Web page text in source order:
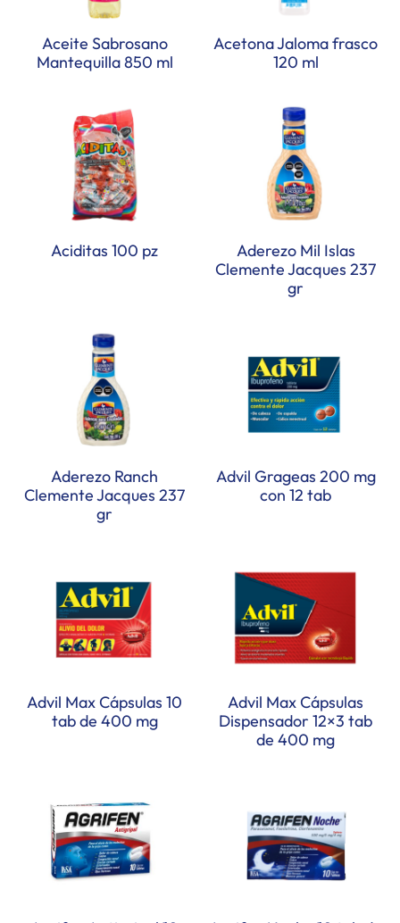
Aceite Sabrosano
Mantequilla 850 ml
Acetona Jaloma frasco
120 ml
Aciditas 100 pz
Aderezo Mil Islas
Clemente Jacques 237
gr
Aderezo Ranch
Clemente Jacques 237
gr
Advil Grageas 200 mg
con 12 tab
Advil Max Cápsulas 10
tab de 400 mg
Advil Max Cápsulas
Dispensador 12×3 tab
de 400 mg